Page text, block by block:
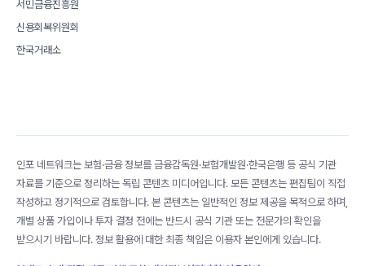
서민금융진흥원
신용회복위원회
한국거래소
인포 네트워크는 보험·금융 정보를 금융감독원·보험개발원·한국은행 등 공식 기관
자료를 기준으로 정리하는 독립 콘텐츠 미디어입니다. 모든 콘텐츠는 편집팀이 직접
작성하고 정기적으로 검토합니다. 본 콘텐츠는 일반적인 정보 제공을 목적으로 하며,
개별 상품 가입이나 투자 결정 전에는 반드시 공식 기관 또는 전문가의 확인을
받으시기 바랍니다. 정보 활용에 대한 최종 책임은 이용자 본인에게 있습니다.